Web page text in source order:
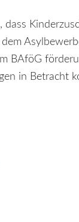
BAföG
in Betracht